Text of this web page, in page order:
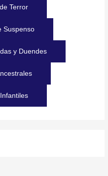
Terror
Suspenso
y Duendes